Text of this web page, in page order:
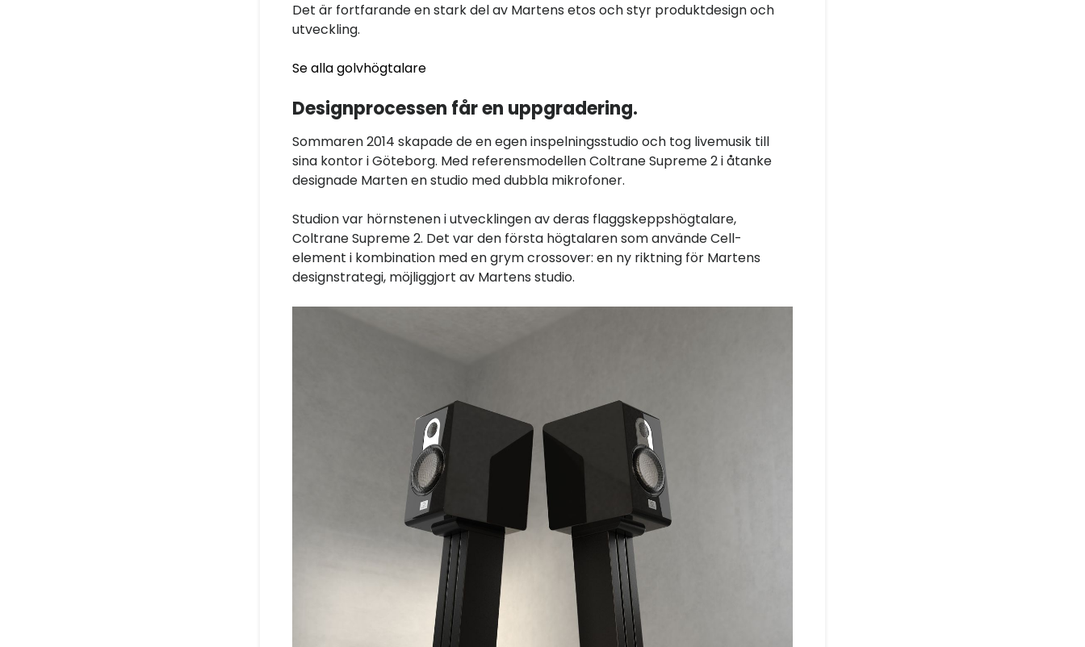
Det är fortfarande en stark del av Martens etos och styr produktdesign och
utveckling.
Se alla golvhögtalare
Designprocessen får en uppgradering.
Sommaren 2014 skapade de en egen inspelningsstudio och tog livemusik till
sina kontor i Göteborg. Med referensmodellen Coltrane Supreme 2 i åtanke
designade Marten en studio med dubbla mikrofoner.
Studion var hörnstenen i utvecklingen av deras flaggskeppshögtalare,
Coltrane Supreme 2. Det var den första högtalaren som använde Cell-
element i kombination med en grym crossover: en ny riktning för Martens
designstrategi, möjliggjort av Martens studio.